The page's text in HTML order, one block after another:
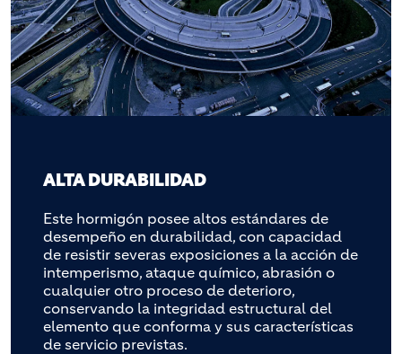
ALTA DURABILIDAD
Este hormigón posee altos estándares de
desempeño en durabilidad, con capacidad
de resistir severas exposiciones a la acción de
intemperismo, ataque químico, abrasión o
cualquier otro proceso de deterioro,
conservando la integridad estructural del
elemento que conforma y sus características
de servicio previstas.